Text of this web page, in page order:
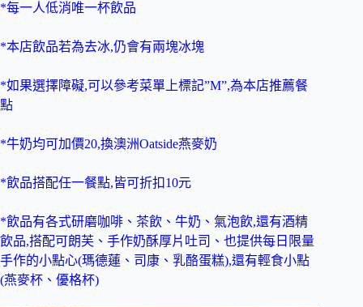
*每一人低消唯一杯飲品
*本店飲品若為去冰,仍會有兩塊冰塊
*如果選擇障礙,可以參考菜單上標記”M”,為本店推薦餐
點
*牛奶均可加價20,換澳洲Oatside燕麥奶
*飲品搭配任一餐點,皆可折扣10元
*飲品有各式研磨咖啡、茶飲、牛奶、氣泡飲,還有酒精
飲品,搭配可朗芙、手作奶酥厚片吐司、也提供每日限量
手作的小點心(瑪德蓮、司康、乳酪蛋糕),還有輕食小點
(燕麥杯、優格杯)